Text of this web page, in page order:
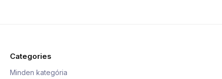
Categories
Minden kategória